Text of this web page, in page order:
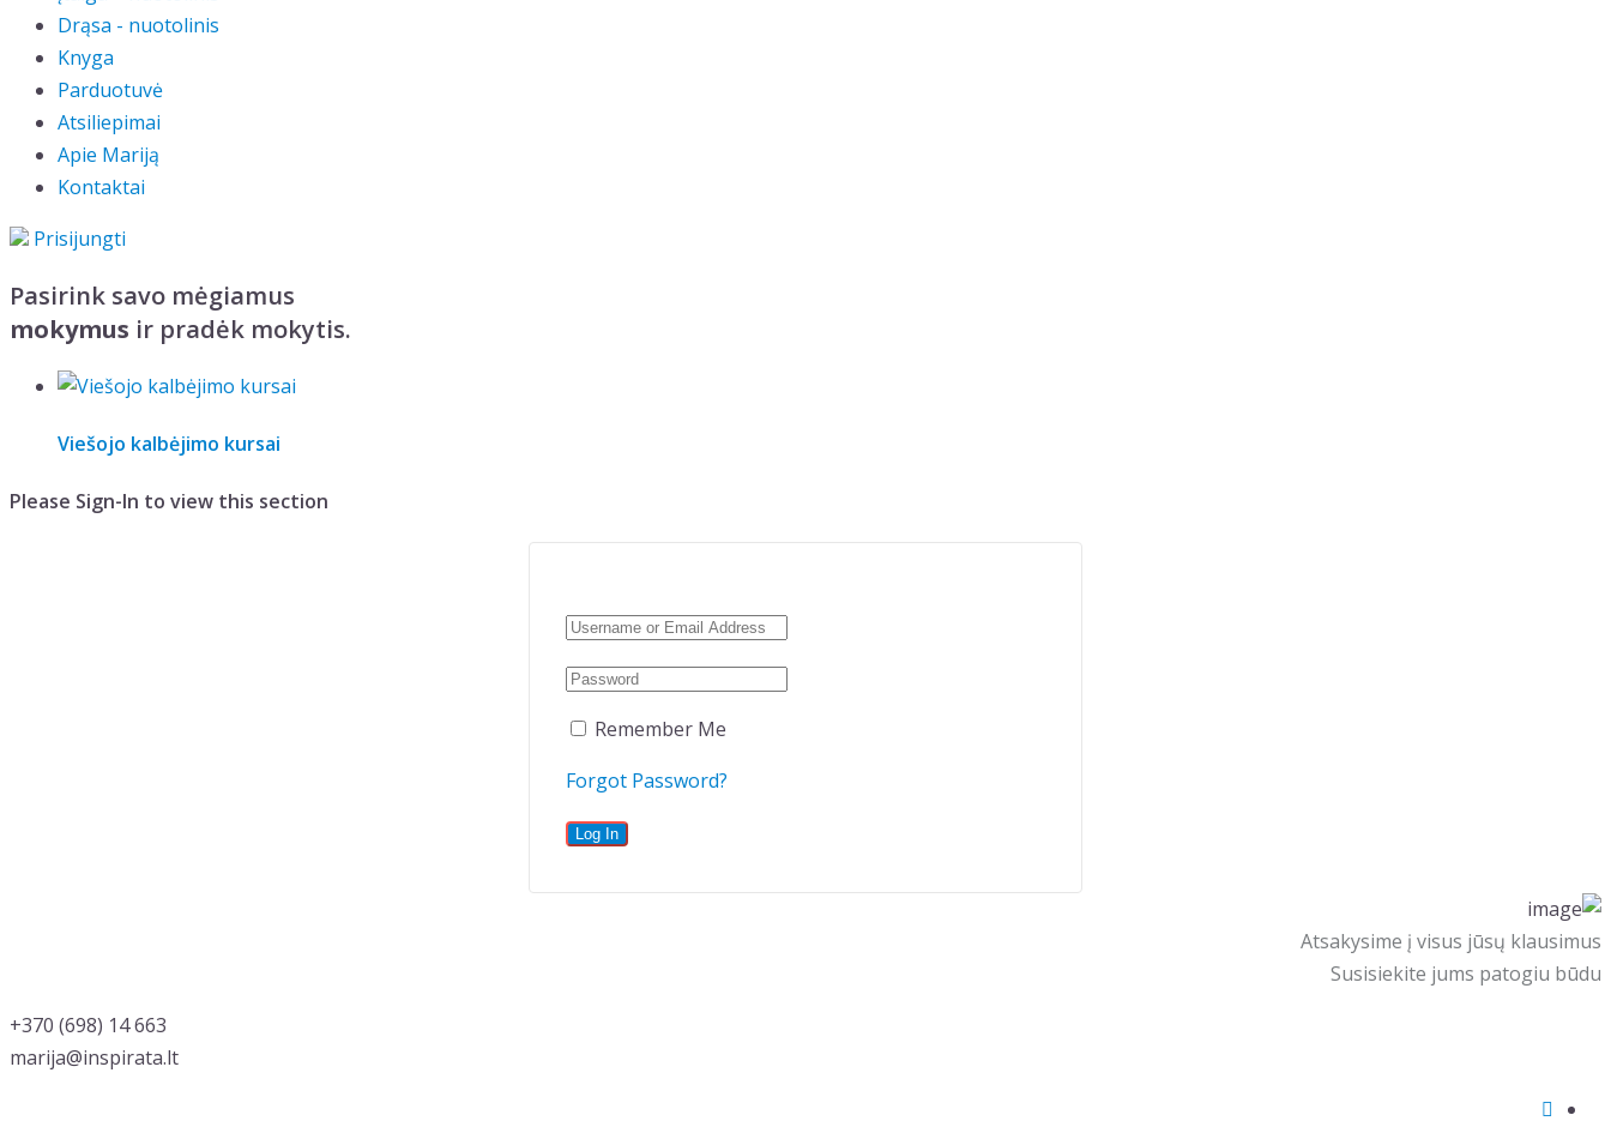
Drąsa - nuotolinis
Knyga
Parduotuvė
Atsiliepimai
Apie Mariją
Kontaktai
Prisijungti
Pasirink savo mėgiamus
mokymus ir pradėk mokytis.
Viešojo kalbėjimo kursai
Please Sign-In to view this section
Remember Me
Forgot Password?
Atsakysime į visus jūsų klausimus
Susisiekite jums patogiu būdu
‭+370 (698) 14 663
marija@inspirata.lt